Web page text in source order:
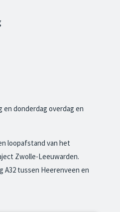
donderdag overdag en
loopafstand van het
Zwolle-Leeuwarden.
A32 tussen Heerenveen en